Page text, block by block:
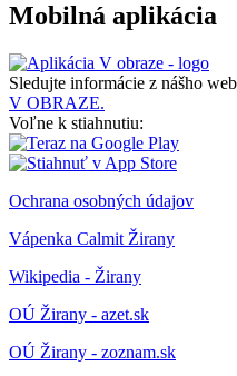
Mobilná aplikácia
Sledujte informácie z nášho
V OBRAZE.
Voľne k stiahnutiu:
Ochrana osobných údajov
Vápenka Calmit Žirany
Wikipedia - Žirany
OÚ Žirany - azet.sk
OÚ Žirany - zoznam.sk